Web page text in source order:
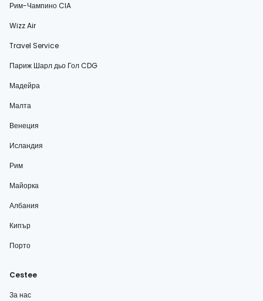
Рим-Чампино CIA
Wizz Air
Travel Service
Париж Шарл дьо Гол CDG
Мадейра
Малта
Венеция
Исландия
Рим
Майорка
Албания
Кипър
Порто
Cestee
За нас